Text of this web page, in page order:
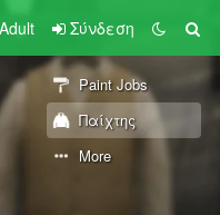
Σύνδεση
Paint Jobs
Παίχτης
More